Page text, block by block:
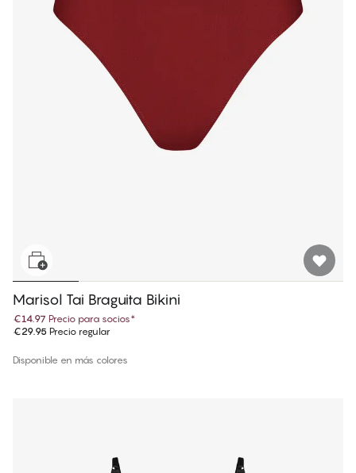
Marisol Tai Braguita Bikini
€14.97 Precio para socios*
€29.95 Precio regular
Disponible en más colores